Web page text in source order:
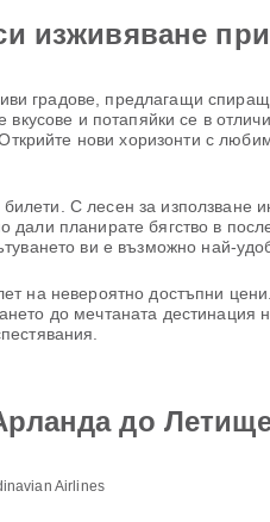
изживяване
градове, предлагащи
и потапяйки се в
нови хоризонти с
С лесен за използване
дали планирате бягство в
ви е възможно най-
на невероятно достъпни
до мечтаната дестинация
до
Airlines